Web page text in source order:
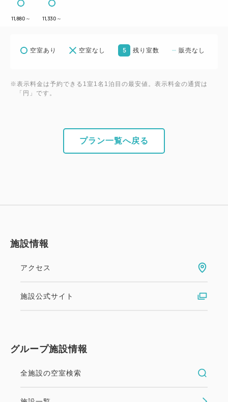
1,500円まで)。
事前予約不要。駐車場警備員へお声掛けくださいま
11,880 ～ 11,330 ～
空室あり 空室なし 5 残り室数 販売なし
※表示料金は予約できる1室1名1泊目の最安値。表示料金の通貨は
「円」です。
プラン一覧へ戻る
施設情報
アクセス
施設公式サイト
グループ施設情報
全施設の空室検索